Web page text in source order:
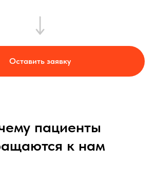
Оставить заявку
пациенты
к нам